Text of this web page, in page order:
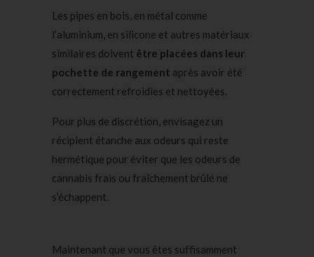
Les pipes en bois, en métal comme
l’aluminium, en silicone et autres matériaux
similaires doivent être placées dans leur
pochette de rangement après avoir été
correctement refroidies et nettoyées.
Pour plus de discrétion, envisagez un
récipient étanche aux odeurs qui reste
hermétique pour éviter que les odeurs de
cannabis frais ou fraîchement brûlé ne
s’échappent.
Maintenant que vous êtes suffisamment